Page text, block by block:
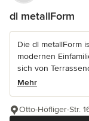
dl metallForm
Die dl metallForm
modernen
sich von
Mehr
Otto-Höfliger-Str.